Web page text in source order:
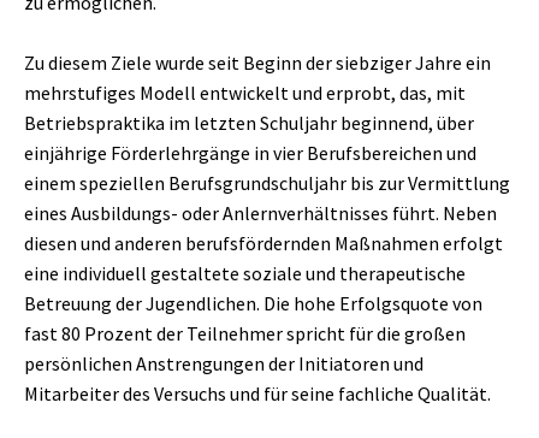
Zu diesem Ziele wurde seit Beginn der siebziger Jahre ein
mehrstufiges Modell entwickelt und erprobt, das, mit
Betriebspraktika im letzten Schuljahr beginnend, über
einjährige Förderlehrgänge in vier Berufsbereichen und
einem speziellen Berufsgrundschuljahr bis zur Vermittlung
eines Ausbildungs- oder Anlernverhältnisses führt. Neben
diesen und anderen berufsfördernden Maßnahmen erfolgt
eine individuell gestaltete soziale und therapeutische
Betreuung der Jugendlichen. Die hohe Erfolgsquote von
fast 80 Prozent der Teilnehmer spricht für die großen
persönlichen Anstrengungen der Initiatoren und
Mitarbeiter des Versuchs und für seine fachliche Qualität.